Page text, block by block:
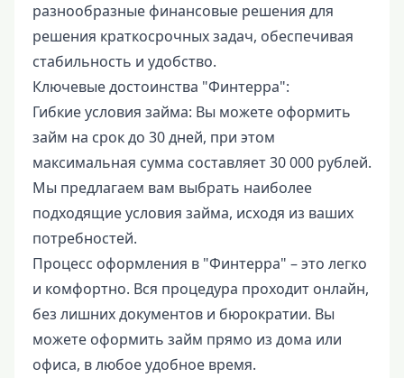
разнообразные финансовые решения для
решения краткосрочных задач, обеспечивая
стабильность и удобство.
Ключевые достоинства "Финтерра":
Гибкие условия займа: Вы можете оформить
займ на срок до 30 дней, при этом
максимальная сумма составляет 30 000 рублей.
Мы предлагаем вам выбрать наиболее
подходящие условия займа, исходя из ваших
потребностей.
Процесс оформления в "Финтерра" – это легко
и комфортно. Вся процедура проходит онлайн,
без лишних документов и бюрократии. Вы
можете оформить займ прямо из дома или
офиса, в любое удобное время.